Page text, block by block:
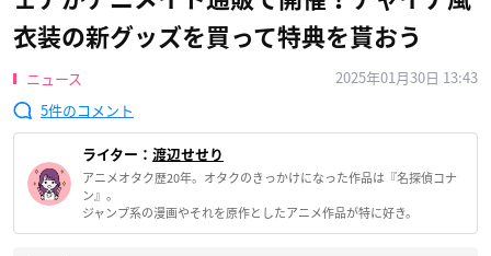
衣装の新グッズを買って特典を貰おう
ニュース
2025年01月30日 13:43
5
ライター： 渡辺せせり
アニメオタク歴20年。オタクのきっかけになった作品は『名探偵コナ
ン』。
ジャンプ系の漫画やそれを原作としたアニメ作品が特に好き。